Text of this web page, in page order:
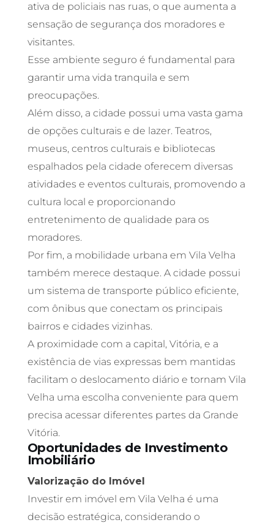
ativa de policiais nas ruas, o que aumenta a
sensação de segurança dos moradores e
visitantes.
Esse ambiente seguro é fundamental para
garantir uma vida tranquila e sem
preocupações.
Além disso, a cidade possui uma vasta gama
de opções culturais e de lazer. Teatros,
museus, centros culturais e bibliotecas
espalhados pela cidade oferecem diversas
atividades e eventos culturais, promovendo a
cultura local e proporcionando
entretenimento de qualidade para os
moradores.
Por fim, a mobilidade urbana em Vila Velha
também merece destaque. A cidade possui
um sistema de transporte público eficiente,
com ônibus que conectam os principais
bairros e cidades vizinhas.
A proximidade com a capital, Vitória, e a
existência de vias expressas bem mantidas
facilitam o deslocamento diário e tornam Vila
Velha uma escolha conveniente para quem
precisa acessar diferentes partes da Grande
Vitória.
Oportunidades de Investimento
Imobiliário
Valorização do Imóvel
Investir em imóvel em Vila Velha é uma
decisão estratégica, considerando o